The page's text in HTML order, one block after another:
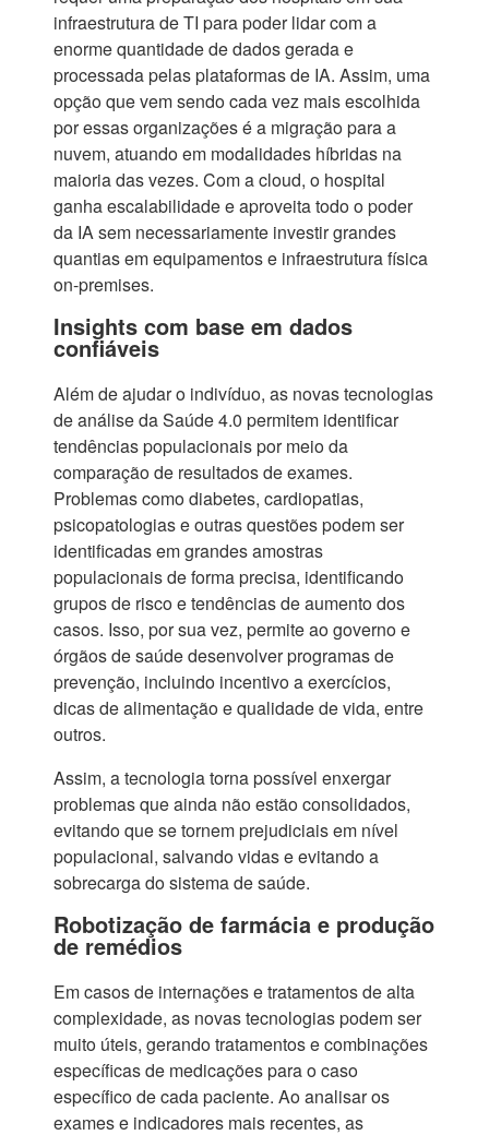
infraestrutura de TI para poder lidar com a
enorme quantidade de dados gerada e
processada pelas plataformas de IA. Assim, uma
opção que vem sendo cada vez mais escolhida
por essas organizações é a migração para a
nuvem, atuando em modalidades híbridas na
maioria das vezes. Com a cloud, o hospital
ganha escalabilidade e aproveita todo o poder
da IA sem necessariamente investir grandes
quantias em equipamentos e infraestrutura física
on-premises.
Insights com base em dados
confiáveis
Além de ajudar o indivíduo, as novas tecnologias
de análise da Saúde 4.0 permitem identificar
tendências populacionais por meio da
comparação de resultados de exames.
Problemas como diabetes, cardiopatias,
psicopatologias e outras questões podem ser
identificadas em grandes amostras
populacionais de forma precisa, identificando
grupos de risco e tendências de aumento dos
casos. Isso, por sua vez, permite ao governo e
órgãos de saúde desenvolver programas de
prevenção, incluindo incentivo a exercícios,
dicas de alimentação e qualidade de vida, entre
outros.
Assim, a tecnologia torna possível enxergar
problemas que ainda não estão consolidados,
evitando que se tornem prejudiciais em nível
populacional, salvando vidas e evitando a
sobrecarga do sistema de saúde.
Robotização de farmácia e produção
de remédios
Em casos de internações e tratamentos de alta
complexidade, as novas tecnologias podem ser
muito úteis, gerando tratamentos e combinações
específicas de medicações para o caso
específico de cada paciente. Ao analisar os
exames e indicadores mais recentes, as